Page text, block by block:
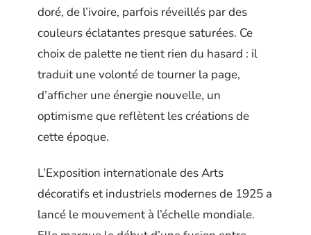
doré, de l’ivoire, parfois réveillés par des
couleurs éclatantes presque saturées. Ce
choix de palette ne tient rien du hasard : il
traduit une volonté de tourner la page,
d’afficher une énergie nouvelle, un
optimisme que reflètent les créations de
cette époque.
L’Exposition internationale des Arts
décoratifs et industriels modernes de 1925 a
lancé le mouvement à l’échelle mondiale.